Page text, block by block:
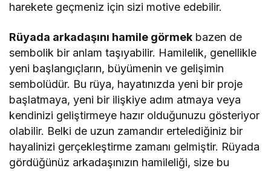
harekete geçmeniz için sizi motive edebilir.
Rüyada arkadaşını hamile görmek bazen de
sembolik bir anlam taşıyabilir. Hamilelik, genellikle
yeni başlangıçların, büyümenin ve gelişimin
sembolüdür. Bu rüya, hayatınızda yeni bir proje
başlatmaya, yeni bir ilişkiye adım atmaya veya
kendinizi geliştirmeye hazır olduğunuzu gösteriyor
olabilir. Belki de uzun zamandır ertelediğiniz bir
hayalinizi gerçekleştirme zamanı gelmiştir. Rüyada
gördüğünüz arkadaşınızın hamileliği, size bu